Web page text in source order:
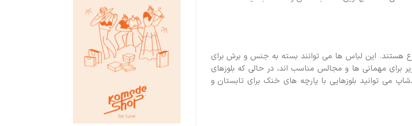
هستند. این لباس ها می توانند بسته به جنس و برش برای
برای مهمانی ها و مجالس مناسب اند، در حالی که بلوزهای
می توانید بلوزهایی با پارچه های خنک برای تابستان و